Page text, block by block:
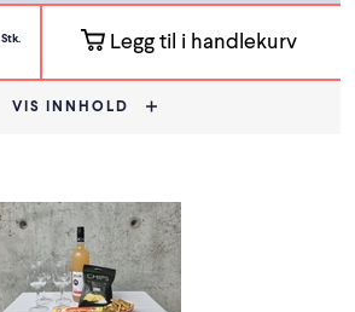
Stk. Legg til i handlekurv
VIS INNHOLD